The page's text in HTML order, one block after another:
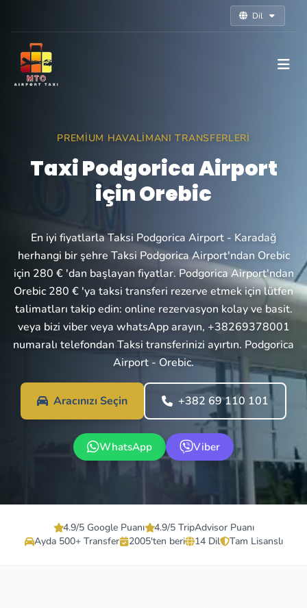
Dil
PREMIUM HAVALIMANI TRANSFERLERI
Taxi Podgorica Airport
için Orebic
En iyi fiyatlarla Taksi Podgorica Airport - Karadağ
herhangi bir şehre Taksi Podgorica Airport'ndan Orebic
için 280 € 'dan başlayan fiyatlar. Podgorica Airport'ndan
Orebic 280 € 'ya taksi transferi rezerve etmek için lütfen
talimatları takip edin: online rezervasyon kolay ve basit.
veya bizi viber veya whatsApp arayın, +38269378001
numaralı telefondan Taksi transferinizi ayırtın. Podgorica
Airport - Orebic.
Aracınızı Seçin +382 69 110 101
WhatsApp Viber
4.9/5 Google Puanı
4.9/5 TripAdvisor Puanı
Ayda 500+ Transfer
2005'ten beri 14 Dil Tam Lisanslı